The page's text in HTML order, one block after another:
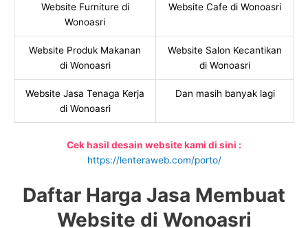
Website Furniture di
Wonoasri
Website Cafe di Wonoasri
Website Produk Makanan
di Wonoasri
Website Salon Kecantikan
di Wonoasri
Website Jasa Tenaga Kerja
di Wonoasri
Dan masih banyak lagi
Cek hasil desain website kami di sini :
https://lenteraweb.com/porto/
Daftar Harga Jasa Membuat
Website di Wonoasri